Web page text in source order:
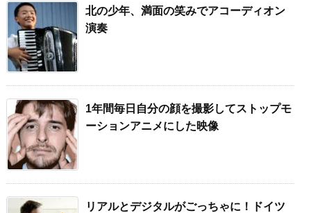
北の少年、満面の笑みでアコーディオン
演奏
1年間毎日自分の顔を撮影してストップモ
ーションアニメにした映像
リアルとデジタルがごっちゃに！ドイツ